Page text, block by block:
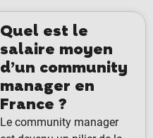
Quel est le
salaire moyen
d’un community
manager en
France ?
Le community manager